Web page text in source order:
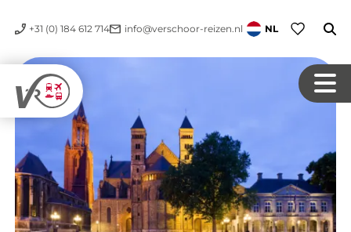
+31 (0) 184 612 714 info@verschoor-reizen.nl NL